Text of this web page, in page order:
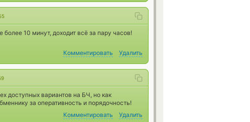
10 минут, доходит всё за пару часов!
Комментировать
Удалить
доступных вариантов на БЧ, но как
за оперативность и порядочность!
Комментировать
Удалить